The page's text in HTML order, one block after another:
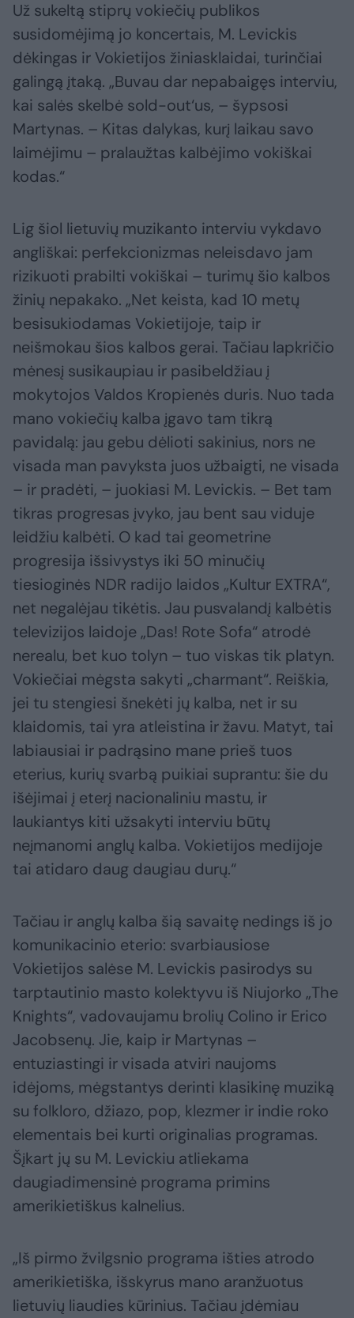
Už sukeltą stiprų vokiečių publikos
susidomėjimą jo koncertais, M. Levickis
dėkingas ir Vokietijos žiniasklaidai, turinčiai
galingą įtaką. „Buvau dar nepabaigęs interviu,
kai salės skelbė sold-out‘us, – šypsosi
Martynas. – Kitas dalykas, kurį laikau savo
laimėjimu – pralaužtas kalbėjimo vokiškai
kodas.“
Lig šiol lietuvių muzikanto interviu vykdavo
angliškai: perfekcionizmas neleisdavo jam
rizikuoti prabilti vokiškai – turimų šio kalbos
žinių nepakako. „Net keista, kad 10 metų
besisukiodamas Vokietijoje, taip ir
neišmokau šios kalbos gerai. Tačiau lapkričio
mėnesį susikaupiau ir pasibeldžiau į
mokytojos Valdos Kropienės duris. Nuo tada
mano vokiečių kalba įgavo tam tikrą
pavidalą: jau gebu dėlioti sakinius, nors ne
visada man pavyksta juos užbaigti, ne visada
– ir pradėti, – juokiasi M. Levickis. – Bet tam
tikras progresas įvyko, jau bent sau viduje
leidžiu kalbėti. O kad tai geometrine
progresija išsivystys iki 50 minučių
tiesioginės NDR radijo laidos „Kultur EXTRA“,
net negalėjau tikėtis. Jau pusvalandį kalbėtis
televizijos laidoje „Das! Rote Sofa“ atrodė
nerealu, bet kuo tolyn – tuo viskas tik platyn.
Vokiečiai mėgsta sakyti „charmant“. Reiškia,
jei tu stengiesi šnekėti jų kalba, net ir su
klaidomis, tai yra atleistina ir žavu. Matyt, tai
labiausiai ir padrąsino mane prieš tuos
eterius, kurių svarbą puikiai suprantu: šie du
išėjimai į eterį nacionaliniu mastu, ir
laukiantys kiti užsakyti interviu būtų
neįmanomi anglų kalba. Vokietijos medijoje
tai atidaro daug daugiau durų.“
Tačiau ir anglų kalba šią savaitę nedings iš jo
komunikacinio eterio: svarbiausiose
Vokietijos salėse M. Levickis pasirodys su
tarptautinio masto kolektyvu iš Niujorko „The
Knights“, vadovaujamu brolių Colino ir Erico
Jacobsenų. Jie, kaip ir Martynas –
entuziastingi ir visada atviri naujoms
idėjoms, mėgstantys derinti klasikinę muziką
su folkloro, džiazo, pop, klezmer ir indie roko
elementais bei kurti originalias programas.
Šįkart jų su M. Levickiu atliekama
daugiadimensinė programa primins
amerikietiškus kalnelius.
„Iš pirmo žvilgsnio programa išties atrodo
amerikietiška, išskyrus mano aranžuotus
lietuvių liaudies kūrinius. Tačiau įdėmiau